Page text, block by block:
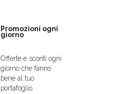
Promozioni ogni
giorno
Offerte e sconti ogni
giorno che fanno
bene al tuo
portafoglio.